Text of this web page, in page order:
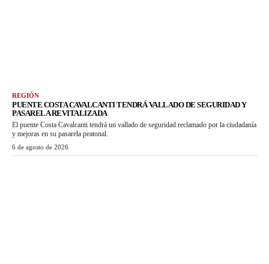
REGIÓN
PUENTE COSTA CAVALCANTI TENDRÁ VALLADO DE SEGURIDAD Y
PASARELA REVITALIZADA
El puente Costa Cavalcanti tendrá un vallado de seguridad reclamado por la ciudadanía
y mejoras en su pasarela peatonal.
6 de agosto de 2026